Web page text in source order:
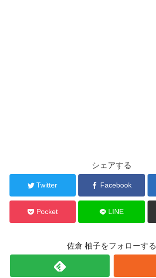
シェアする
Twitter Facebook
Pocket LINE
佐倉 柚子をフォローする